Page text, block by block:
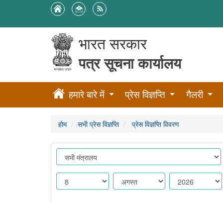
भारत सरकार
पत्र सूचना कार्यालय
हमारे बारे में प्रेस विज्ञप्ति गैलरी
होम सभी प्रेस विज्ञप्ति प्रेस विज्ञप्ति विवरण